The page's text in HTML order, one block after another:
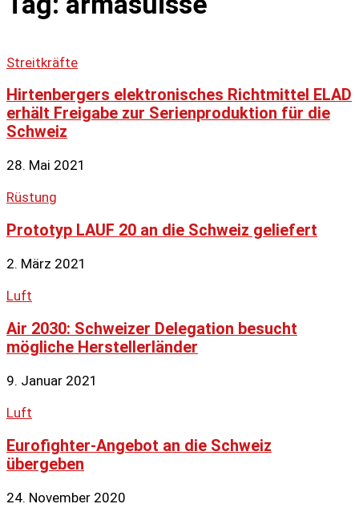
Streitkräfte
Hirtenbergers elektronisches Richtmittel ELAD
erhält Freigabe zur Serienproduktion für die
Schweiz
28. Mai 2021
Rüstung
Prototyp LAUF 20 an die Schweiz geliefert
2. März 2021
Luft
Air 2030: Schweizer Delegation besucht
mögliche Herstellerländer
9. Januar 2021
Luft
Eurofighter-Angebot an die Schweiz
übergeben
24. November 2020